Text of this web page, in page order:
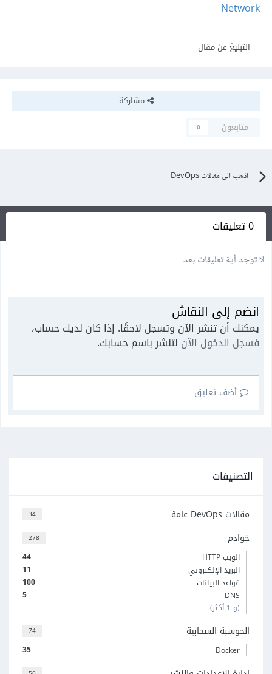
Network
التبليغ عن مقال
مشاركة
متابعون
0
اذهب الى مقالات DevOps
0 تعليقات
لا توجد أية تعليقات بعد
انضم إلى النقاش
يمكنك أن تنشر الآن وتسجل لاحقًا. إذا كان لديك حساب،
فسجل الدخول الآن لتنشر باسم حسابك.
أضف تعليق
التصنيفات
34 مقالات DevOps عامة
278 خوادم
44
الويب HTTP
11
البريد الإلكتروني
100
قواعد البيانات
5
DNS
(و 1 أكثر)
74 الحوسبة السحابية
35 Docker